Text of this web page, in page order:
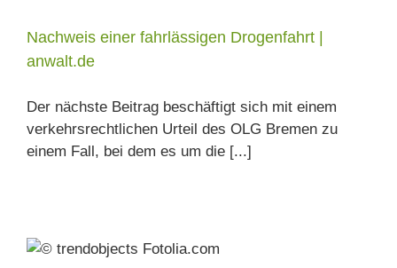
Nachweis einer fahrlässigen Drogenfahrt |
anwalt.de
Der nächste Beitrag beschäftigt sich mit einem
verkehrsrechtlichen Urteil des OLG Bremen zu
einem Fall, bei dem es um die [...]